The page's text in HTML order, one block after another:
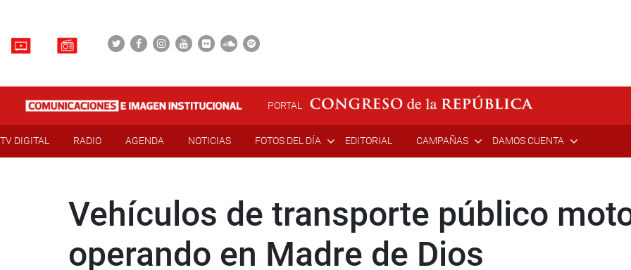
PORTAL
TV DIGITAL RADIO AGENDA NOTICIAS FOTOS DEL DÍA EDITORIAL CAMPAÑAS DAMOS CUENTA
Vehículos de transporte público
operando en Madre de Dios